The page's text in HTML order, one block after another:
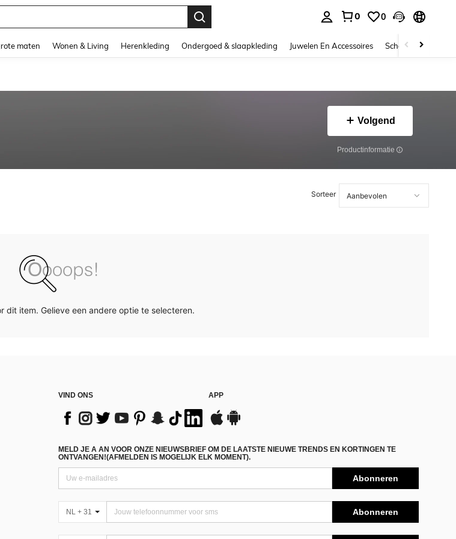
0 0
maten Wonen & Living Herenkleding Ondergoed & slaapkleding Juwelen En Accessoires Schoonheid &
Volgend
Productinformatie
Sorteer
dit item. Gelieve een andere optie te selecteren.
VIND ONS APP
MELD JE A AN VOOR ONZE NIEUWSBRIEF OM DE LAATSTE NIEUWE TRENDS EN KORTINGEN TE
ONTVANGEN!(AFMELDEN IS MOGELIJK ELK MOMENT).
Abonneren
NL + 31 Abonneren